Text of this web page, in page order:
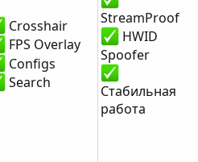
Crosshair
FPS Overlay
Configs
Search
StreamProof
HWID
Spoofer
Стабильная
работа